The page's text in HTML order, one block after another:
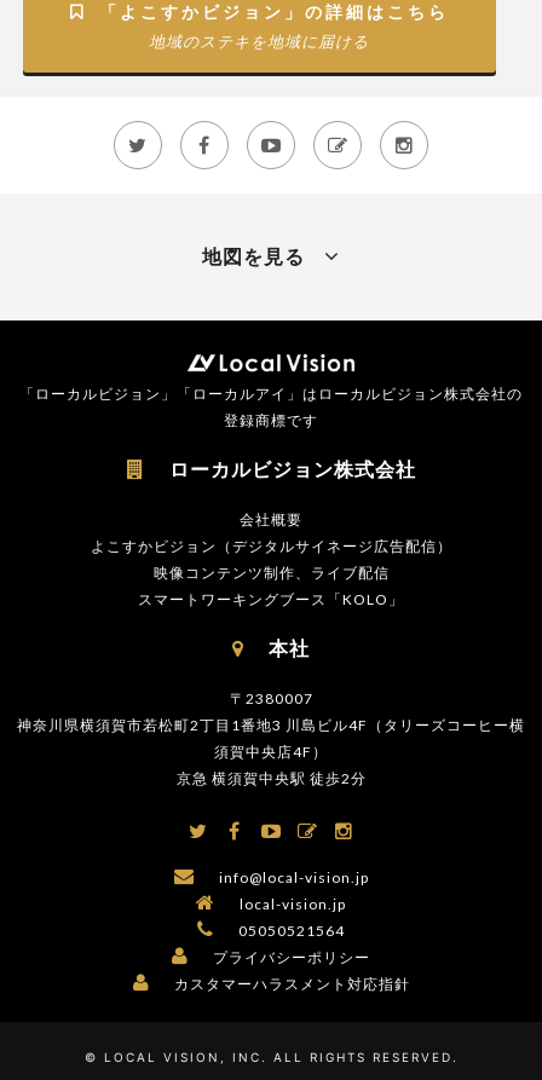
 「よこすかビジョン」の詳細はこちら
地域のステキを地域に届ける
    
地図を見る
「ローカルビジョン」「ローカルアイ」はローカルビジョン株式会社の
登録商標です
 ローカルビジョン株式会社
会社概要
よこすかビジョン（デジタルサイネージ広告配信）
映像コンテンツ制作、ライブ配信
スマートワーキングブース「KOLO」
 本社
〒2380007
神奈川県横須賀市若松町2丁目1番地3 川島ビル4F（タリーズコーヒー横
須賀中央店4F）
京急 横須賀中央駅 徒歩2分
    
 info@local-vision.jp
 local-vision.jp
 05050521564
 プライバシーポリシー
 カスタマーハラスメント対応指針
© LOCAL VISION, INC. ALL RIGHTS RESERVED.